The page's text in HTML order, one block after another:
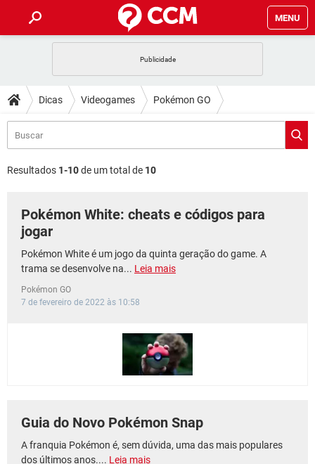
MENU
CELULAR FACEBOOK
INSTAGRAM GMAIL
GUIA DE COMPRAS
DICAS
JOGOS
CELULAR
OUTLOOK
GUIA DE COMPRAS
DOWNLOADS
JOGOS WHATSAPP
CELULAR
INSTAGRAM
GUIA DE COMPRAS
CELULAR FACEBOOK
OUTLOOK
INSTAGRAM GMAIL
GUIA DE COMPRAS
JOGOS WHATSAPP
CELULAR FACEBOOK
OUTLOOK EXCEL
INSTAGRAM
Dicas Videogames Pokémon GO
Resultados 1-10de um total de 10
Pokémon White: cheats e códigos para
jogar
Pokémon White é um jogo da quinta geração do game. A
trama se desenvolve na... Leia mais
Pokémon GO
7 de fevereiro de 2022 às 10:58
Guia do Novo Pokémon Snap
A franquia Pokémon é, sem dúvida, uma das mais populares
dos últimos anos.... Leia mais